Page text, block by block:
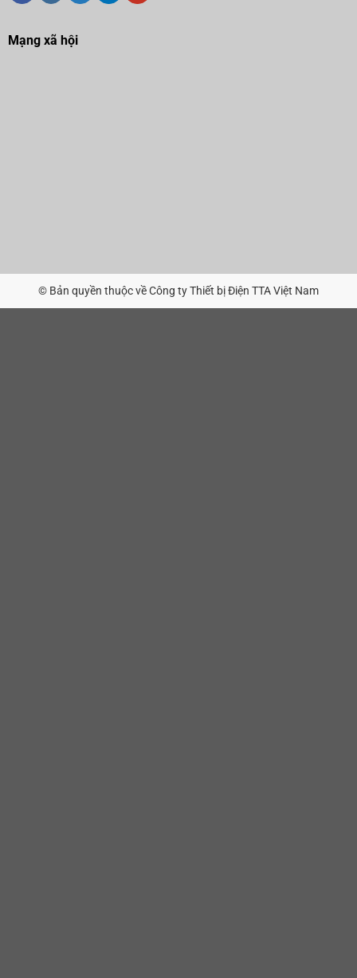
Mạng xã hội
© Bản quyền thuộc về Công ty Thiết bị Điện TTA Việt Nam